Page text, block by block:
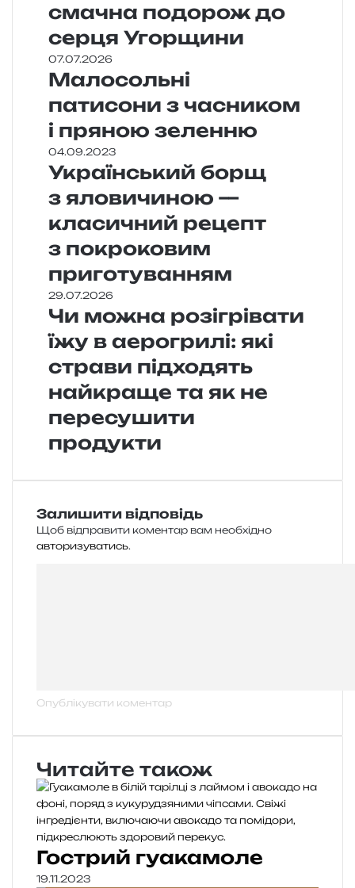
смачна подорож до
серця Угорщини
07.07.2026
Малосольні
патисони з часником
і пряною зеленню
04.09.2023
Український борщ
з яловичиною —
класичний рецепт
з покроковим
приготуванням
29.07.2026
Чи можна розігрівати
їжу в аерогрилі: які
страви підходять
найкраще та як не
пересушити
продукти
Залишити відповідь
Щоб відправити коментар вам необхідно
авторизуватись.
Читайте також
Гострий гуакамоле
19.11.2023